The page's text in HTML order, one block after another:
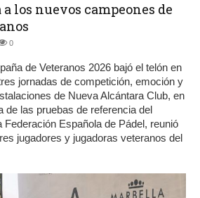
los nuevos campeones de
0
de Veteranos 2026 bajó el telón en
jornadas de competición, emoción y
de Nueva Alcántara Club, en
de las pruebas de referencia del
Federación Española de Pádel, reunió
jugadores y jugadoras veteranos del